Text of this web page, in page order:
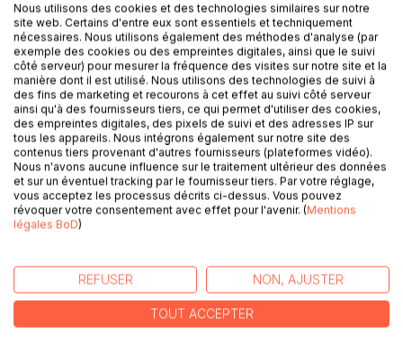
DESCRIPTION
Mère de deux filles et divorcée, Jordane savoure avec
bonheur un grand amour fusionnel avec son amoureux, Erik.
Mais sa vie va soudainement basculer. Car celui-ci s'en va
brutalement, emportant avec lui rêves et bonheur, ainsi que
Alors qu'elle va complètement perdre espoir, une porte
s'ouvre devant Jordane, une main est tendue, pour l'aider à
trouver son chemin. Voici le parcours d'une femme
désorientée, blessée, errant dans son existence comme
Nous utilisons des cookies et des technologies similaires sur notre
site web. Certains d'entre eux sont essentiels et techniquement
nécessaires. Nous utilisons également des méthodes d'analyse (par
exemple des cookies ou des empreintes digitales, ainsi que le suivi
côté serveur) pour mesurer la fréquence des visites sur notre site et la
manière dont il est utilisé. Nous utilisons des technologies de suivi à
des fins de marketing et recourons à cet effet au suivi côté serveur
ainsi qu'à des fournisseurs tiers, ce qui permet d'utiliser des cookies,
des empreintes digitales, des pixels de suivi et des adresses IP sur
tous les appareils. Nous intégrons également sur notre site des
contenus tiers provenant d'autres fournisseurs (plateformes vidéo).
Nous n'avons aucune influence sur le traitement ultérieur des données
et sur un éventuel tracking par le fournisseur tiers. Par votre réglage,
vous acceptez les processus décrits ci-dessus. Vous pouvez
révoquer votre consentement avec effet pour l'avenir. (Mentions
légales BoD)
REFUSER NON, AJUSTER
TOUT ACCEPTER